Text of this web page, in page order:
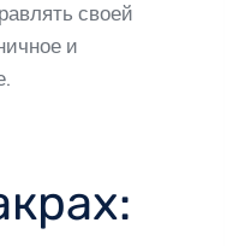
своей
и